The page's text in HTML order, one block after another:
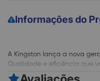
Informações do
A Kingston lança a nova
Qualidade e eficiência que